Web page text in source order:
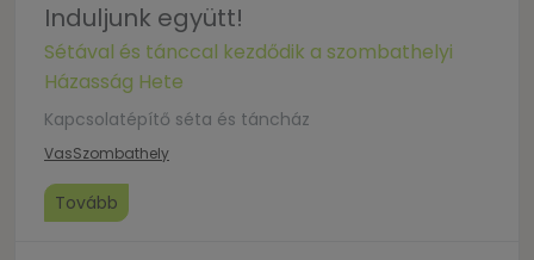
Induljunk együtt!
Sétával és tánccal kezdődik a szombathelyi
Házasság Hete
Kapcsolatépítő séta és táncház
VasSzombathely
Tovább